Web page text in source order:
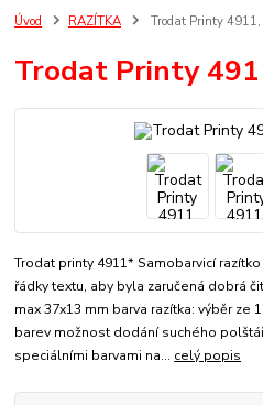
Úvod RAZÍTKA Trodat Printy
Trodat Printy
Trodat printy 4911* Samobarvicí
řádky textu, aby byla zaručená dobrá
max 37x13 mm barva razítka: výběr ze
barev možnost dodání suchého
speciálními barvami na... celý popis